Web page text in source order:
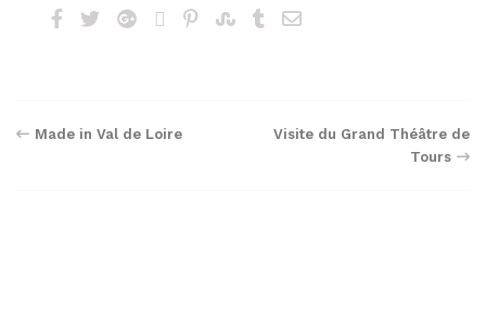
Navigation
Made in Val de Loire
Visite du Grand Théâtre de
Tours